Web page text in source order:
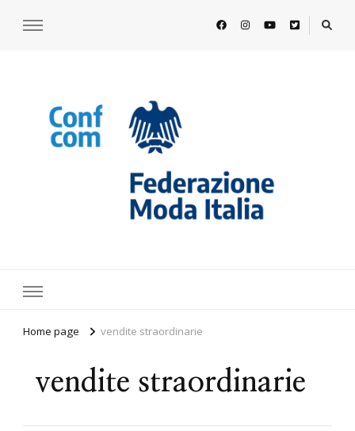
Home page vendite straordinarie
vendite straordinarie